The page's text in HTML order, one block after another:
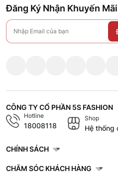
Đăng Ký Nhận Khuyến Mãi
CÔNG TY CỔ PHẦN 5S FASHION
Hotline
18008118
Shop
Hệ thống
CHÍNH SÁCH
CHĂM SÓC KHÁCH HÀNG